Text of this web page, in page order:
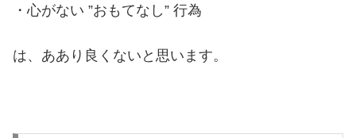
・心がない ”おもてなし” 行為
は、ああり良くないと思います。